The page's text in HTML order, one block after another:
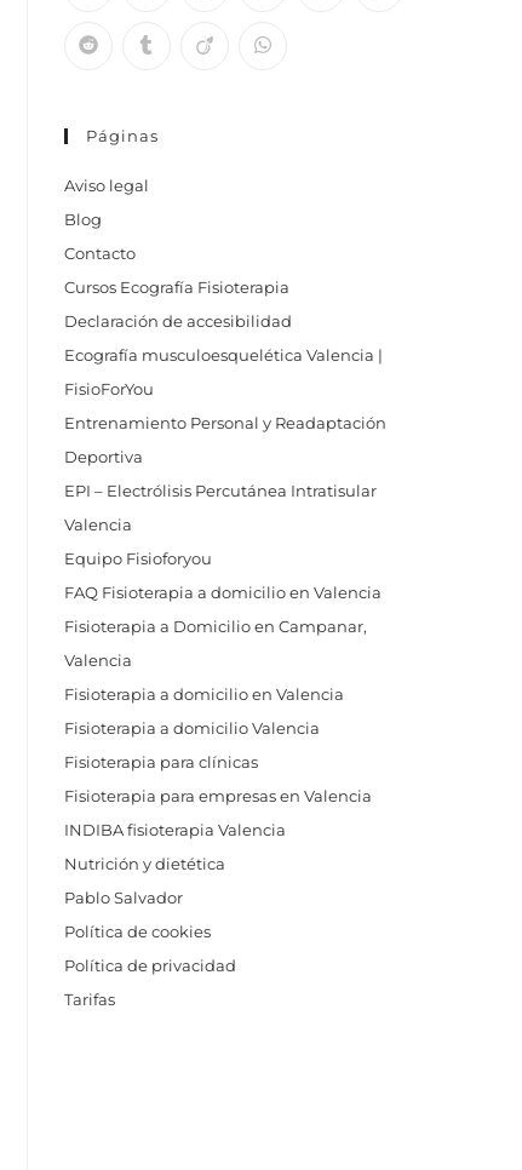
Páginas
Aviso legal
Blog
Contacto
Cursos Ecografía Fisioterapia
Declaración de accesibilidad
Ecografía musculoesquelética Valencia |
FisioForYou
Entrenamiento Personal y Readaptación
Deportiva
EPI – Electrólisis Percutánea Intratisular
Valencia
Equipo Fisioforyou
FAQ Fisioterapia a domicilio en Valencia
Fisioterapia a Domicilio en Campanar,
Valencia
Fisioterapia a domicilio en Valencia
Fisioterapia a domicilio Valencia
Fisioterapia para clínicas
Fisioterapia para empresas en Valencia
INDIBA fisioterapia Valencia
Nutrición y dietética
Pablo Salvador
Política de cookies
Política de privacidad
Tarifas